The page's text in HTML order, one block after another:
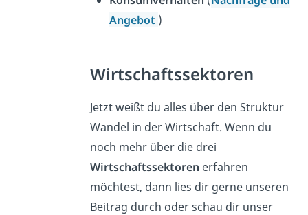
Angebot )
Wirtschaftssektoren
Jetzt weißt du alles über den Struktur
Wandel in der Wirtschaft. Wenn du
noch mehr über die drei
Wirtschaftssektoren erfahren
möchtest, dann lies dir gerne unseren
Beitrag durch oder schau dir unser